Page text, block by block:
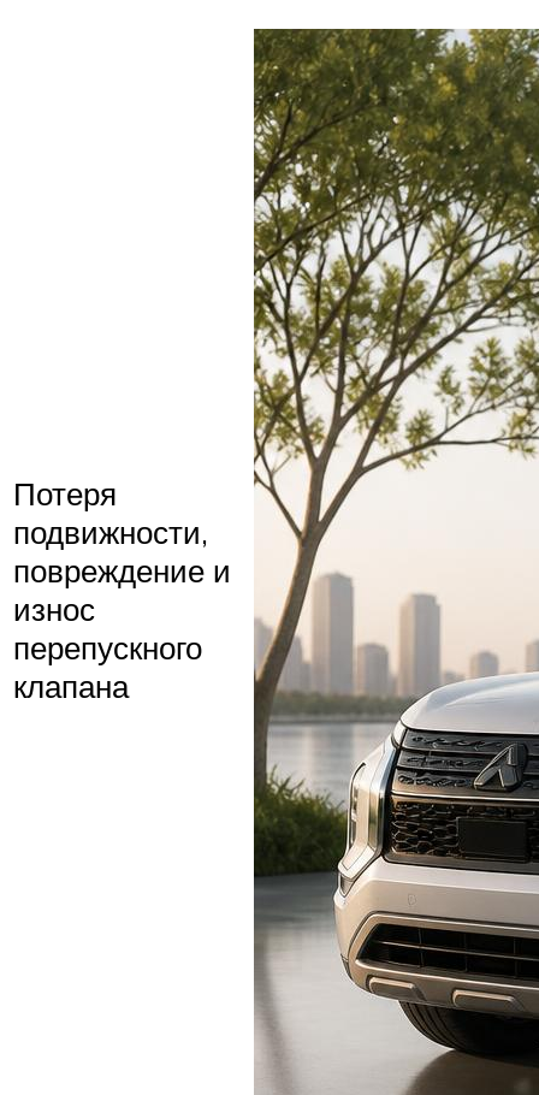
Потеря
подвижности,
повреждение и
износ
перепускного
клапана